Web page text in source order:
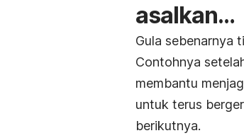
asalkan…
Gula sebenarnya
Contohnya
membantu
untuk terus
berikutnya.